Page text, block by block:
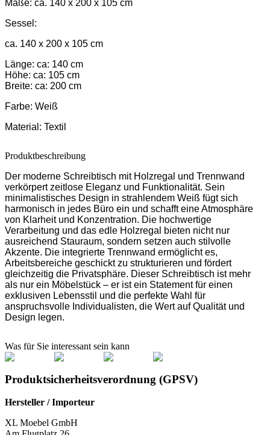
Maße: ca. 140 x 200 x 105 cm
Sessel:
ca. 140 x 200 x 105 cm
Länge: ca: 140 cm
Höhe: ca: 105 cm
Breite: ca: 200 cm
Farbe: Weiß
Material: Textil
Produktbeschreibung
Der moderne Schreibtisch mit Holzregal und Trennwand
verkörpert zeitlose Eleganz und Funktionalität. Sein
minimalistisches Design in strahlendem Weiß fügt sich
harmonisch in jedes Büro ein und schafft eine Atmosphäre
von Klarheit und Konzentration. Die hochwertige
Verarbeitung und das edle Holzregal bieten nicht nur
ausreichend Stauraum, sondern setzen auch stilvolle
Akzente. Die integrierte Trennwand ermöglicht es,
Arbeitsbereiche geschickt zu strukturieren und fördert
gleichzeitig die Privatsphäre. Dieser Schreibtisch ist mehr
als nur ein Möbelstück – er ist ein Statement für einen
exklusiven Lebensstil und die perfekte Wahl für
anspruchsvolle Individualisten, die Wert auf Qualität und
Design legen.
Was für Sie interessant sein kann
Produktsicherheitsverordnung (GPSV)
Hersteller / Importeur
XL Moebel GmbH